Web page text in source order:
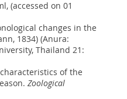
, (accessed on 01
changes in the
1834) (Anura:
Thailand 21:
characteristics of the
Zoological